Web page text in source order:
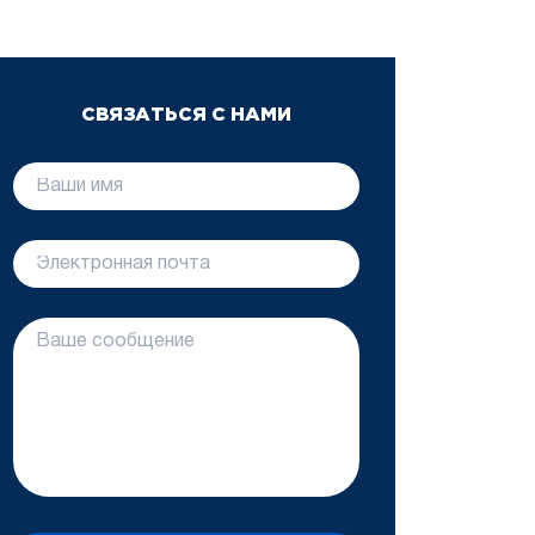
СВЯЗАТЬСЯ С НАМИ